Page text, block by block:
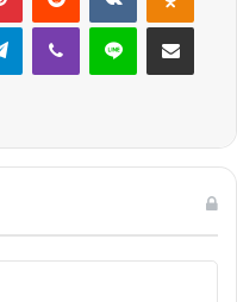
TelegramViber Line E-Posta ile